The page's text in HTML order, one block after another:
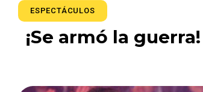
ESPECTÁCULOS
¡Se armó la